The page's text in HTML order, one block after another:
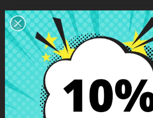
Descripción
Detalles del producto
Grados